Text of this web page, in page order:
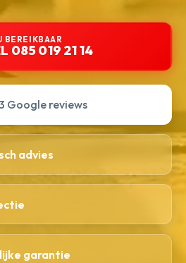
BEREIKBAAR
085 019 21 14
Google reviews
advies
garantie